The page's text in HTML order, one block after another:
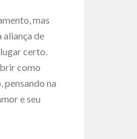
mas
aliança de
certo.
como
pensando na
e seu